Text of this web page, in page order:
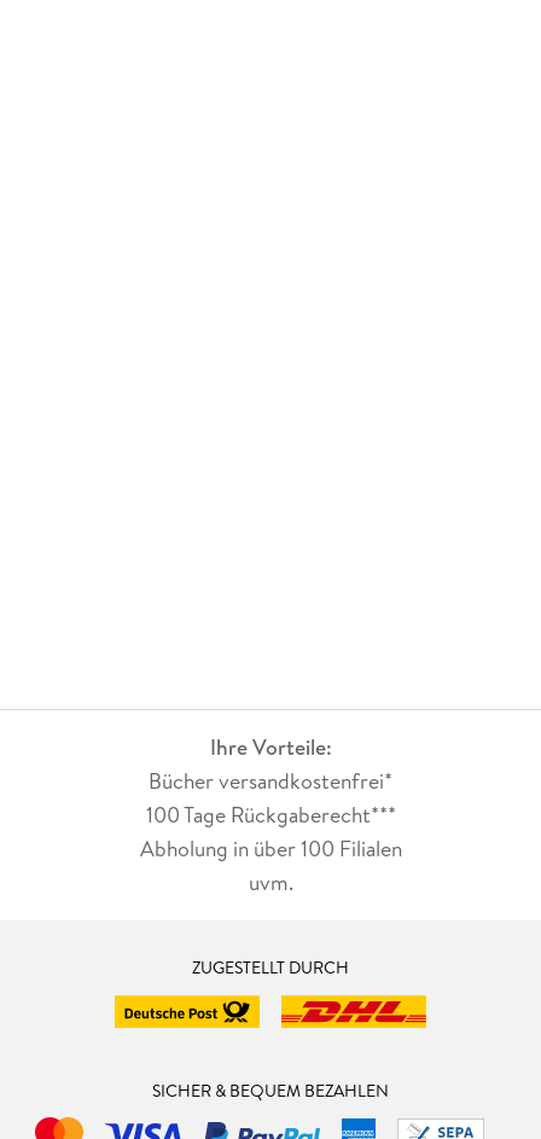
Ihre Vorteile:
Bücher versandkostenfrei*
100 Tage Rückgaberecht***
Abholung in über 100 Filialen
uvm.
ZUGESTELLT DURCH
SICHER & BEQUEM BEZAHLEN